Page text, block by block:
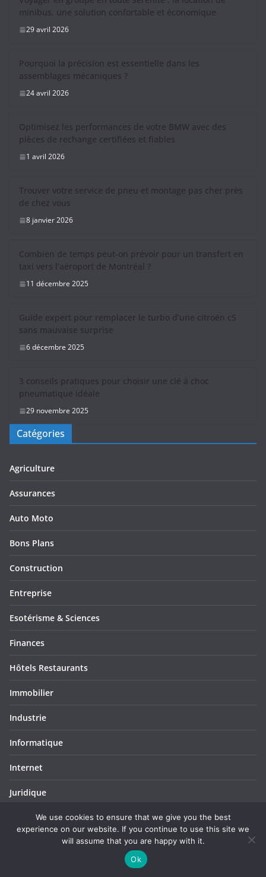
minibus, une solution confortable et économique
29 avril 2026
Pourquoi la précision est essentielle dans les
assemblages mécaniques ?
24 avril 2026
Optimisez les performances de votre BMW avec des
pièces de rechange certifiées et fiables
1 avril 2026
Trouver votre service de pneu et montage pas cher près
de chez vous
8 janvier 2026
Combien de temps peut-on prévoir pour un transfert en
taxi vers l’aéroport de Montréal ?
11 décembre 2025
Guide expert pour remplacer le turbo d’une citroën c5
sans mauvaise surprise
6 décembre 2025
3 conseils pratiques pour choisir une clé à choc
pneumatique idéale
29 novembre 2025
Catégories
Agriculture
Assurances
Auto Moto
Bons Plans
Construction
Entreprise
Esotérisme & Sciences
Finances
Hôtels Restaurants
Immobilier
Industrie
Informatique
Internet
Juridique
LifestyleWe use cookies to ensure that we give you the best
experience on our website. If you continue to use this site we
will assume that you are happy with it.
Ok